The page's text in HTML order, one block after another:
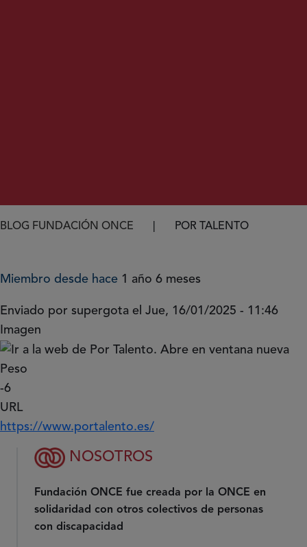
Ruta de navegación
BLOG FUNDACIÓN ONCE POR TALENTO
Miembro desde hace 1 año 6 meses
Enviado por supergota el Jue, 16/01/2025 - 11:46
Imagen
Peso
-6
URL
https://www.portalento.es/
NOSOTROS
Fundación ONCE fue creada por la ONCE en
solidaridad con otros colectivos de personas
con discapacidad